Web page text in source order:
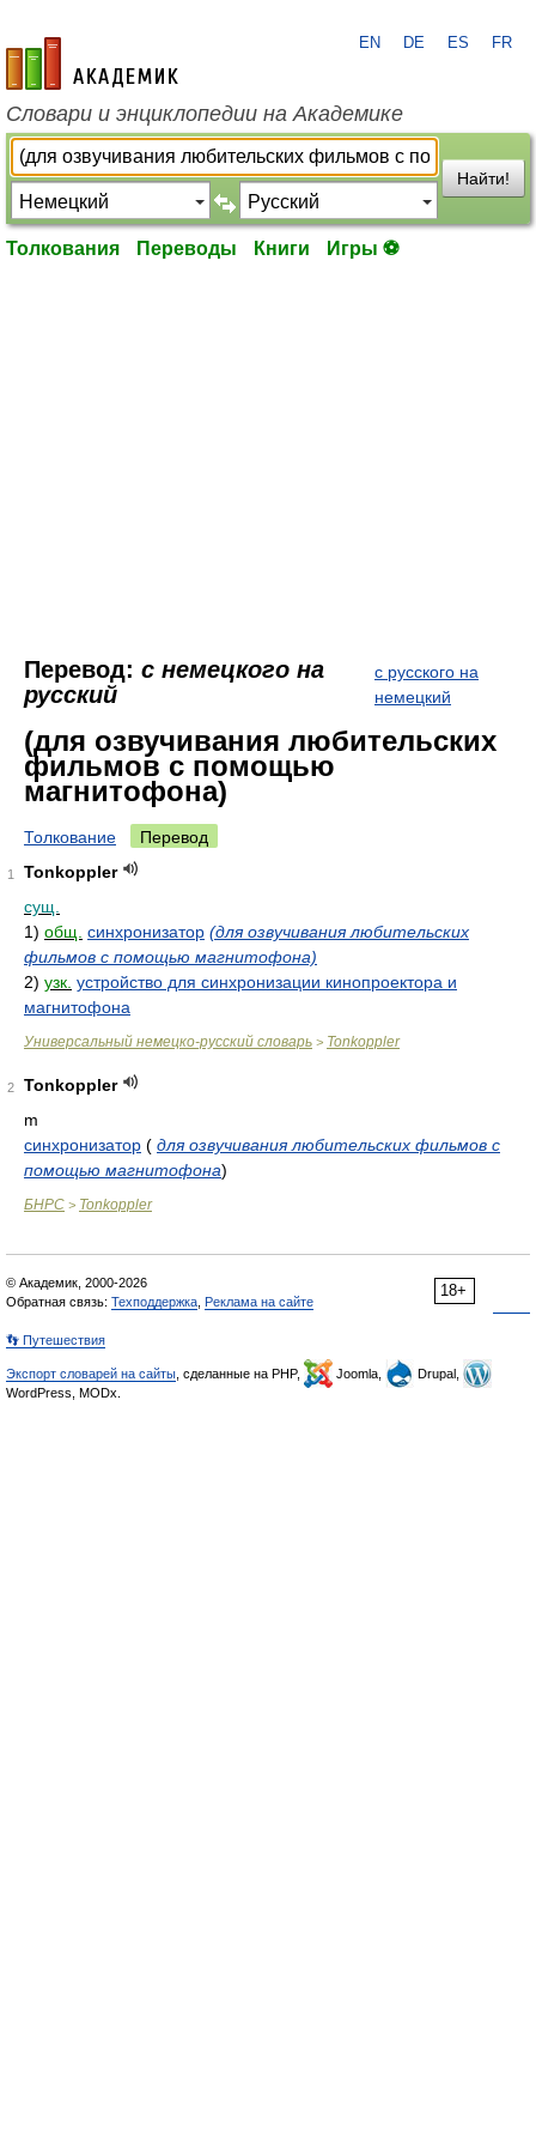
academic.ru
EN DE ES FR
Словари и энциклопедии на Академике
Найти!
Толкования Переводы Книги Игры ⚽
Перевод: с немецкого на
русский
с русского на
немецкий
(для озвучивания любительских
фильмов с помощью
магнитофона)
Толкование Перевод
1
Tonkoppler
сущ.
1) общ. синхронизатор (для озвучивания любительских
фильмов с помощью магнитофона)
2) узк. устройство для синхронизации кинопроектора и
магнитофона
Универсальный немецко-русский словарь > Tonkoppler
2
Tonkoppler
m
синхронизатор ( для озвучивания любительских фильмов с
помощью магнитофона)
БНРС > Tonkoppler
18+
© Академик, 2000-2026
Обратная связь: Техподдержка Реклама на сайте
👣 Путешествия
Экспорт словарей на сайты , сделанные на PHP, Joomla,
Drupal,
WordPress, MODx.